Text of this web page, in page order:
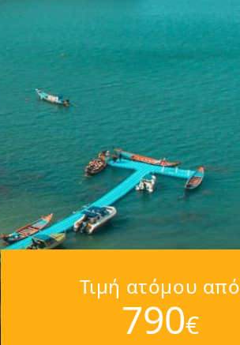
Τιμή ατόμου από
790€